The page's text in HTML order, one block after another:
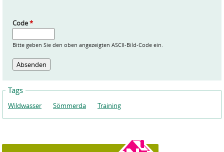
Code*
Bitte geben Sie den oben angezeigten ASCII-Bild-Code ein.
Tags
Wildwasser Sömmerda Training